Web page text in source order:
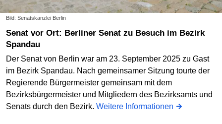
Bild: Senatskanzlei Berlin
Senat vor Ort: Berliner Senat zu Besuch im Bezirk
Spandau
Der Senat von Berlin war am 23. September 2025 zu Gast
im Bezirk Spandau. Nach gemeinsamer Sitzung tourte der
Regierende Bürgermeister gemeinsam mit dem
Bezirksbürgermeister und Mitgliedern des Bezirksamts und
Senats durch den Bezirk. Weitere Informationen